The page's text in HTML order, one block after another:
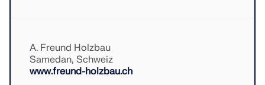
A. Freund Holzbau
Samedan, Schweiz
www.freund-holzbau.ch